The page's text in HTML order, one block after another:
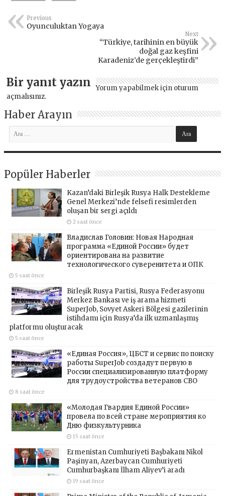
Previous
Oyunculuktan Yogaya
Next
“Türkiye, tarihinin en büyük
doğal gaz keşfini
Karadeniz’de gerçekleştirdi”
Bir yanıt yazın Yorum yapabilmek için oturum
açmalısınız.
Haber Arayın
Popüler Haberler
Kazan’daki Birleşik Rusya Halk Destekleme
Genel Merkezi’nde felsefi resimlerden
oluşan bir sergi açıldı
2 saat önce
Владислав Головин: Новая Народная
программа «Единой России» будет
ориентирована на развитие
технологического суверенитета и ОПК
5 saat önce
Birleşik Rusya Partisi, Rusya Federasyonu
Merkez Bankası ve iş arama hizmeti
SuperJob, Sovyet Askeri Bölgesi gazilerinin
istihdamı için Rusya’da ilk uzmanlaşmış
platformu oluşturacak
5 saat önce
«Единая Россия», ЦБСТ и сервис по поиску
работы SuperJob создадут первую в
России специализированную платформу
для трудоустройства ветеранов СВО
8 saat önce
«Молодая Гвардия Единой России»
провела по всей стране мероприятия ко
Дню физкультурника
15 saat önce
Ermenistan Cumhuriyeti Başbakanı Nikol
Paşinyan, Azerbaycan Cumhuriyeti
Cumhurbaşkanı İlham Aliyev’i aradı
19 saat önce